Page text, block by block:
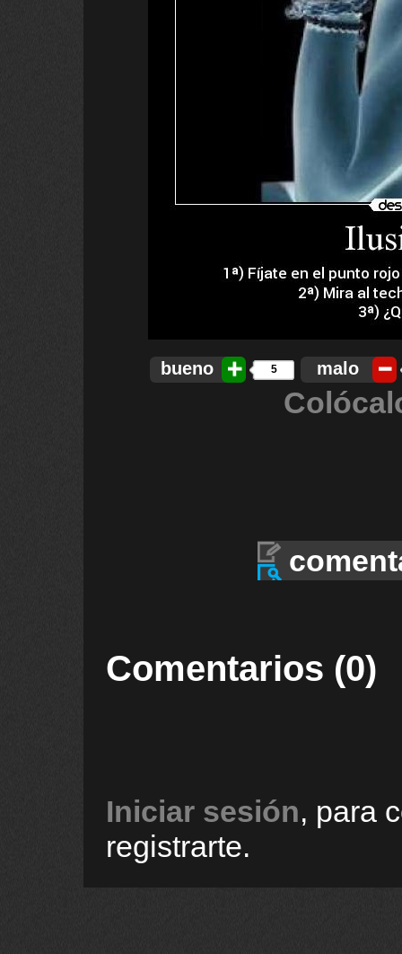
bueno 5 malo
Comentarios (0)
Iniciar sesión, para
registrarte.